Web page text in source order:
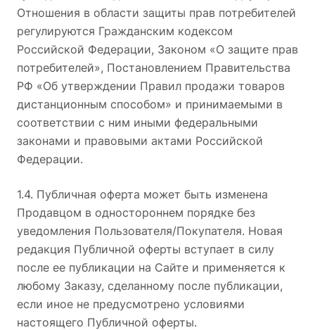
Отношения в области защиты прав потребителей
регулируются Гражданским кодексом
Российской Федерации, Законом «О защите прав
потребителей», Постановлением Правительства
РФ «Об утверждении Правил продажи товаров
дистанционным способом» и принимаемыми в
соответствии с ним иными федеральными
законами и правовыми актами Российской
Федерации.
1.4. Публичная оферта может быть изменена
Продавцом в одностороннем порядке без
уведомления Пользователя/Покупателя. Новая
редакция Публичной оферты вступает в силу
после ее публикации на Сайте и применяется к
любому Заказу, сделанному после публикации,
если иное не предусмотрено условиями
настоящего Публичной оферты.